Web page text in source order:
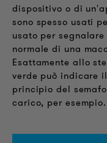
dispositivo o di
sono spesso usati
usato per
normale di una
Esattamente allo
verde può indicare
principio del
carico, per esempio.